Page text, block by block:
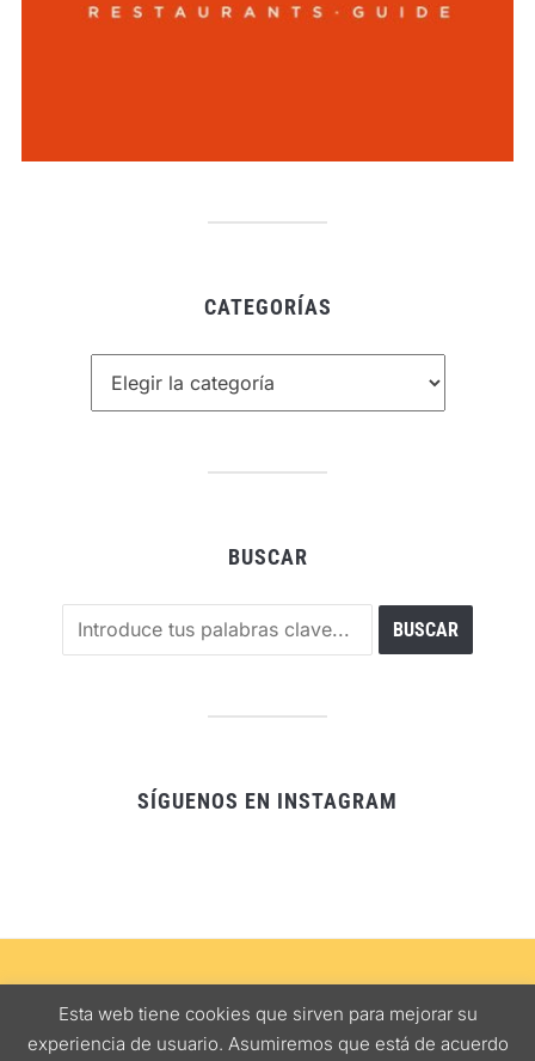
CATEGORÍAS
BUSCAR
SÍGUENOS EN INSTAGRAM
NOTAS DE INTERÉS
MAPA BARES
Esta web tiene cookies que sirven para mejorar su
experiencia de usuario. Asumiremos que está de acuerdo